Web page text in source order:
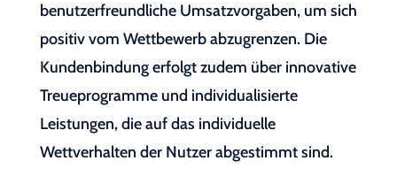
benutzerfreundliche Umsatzvorgaben, um sich
positiv vom Wettbewerb abzugrenzen. Die
Kundenbindung erfolgt zudem über innovative
Treueprogramme und individualisierte
Leistungen, die auf das individuelle
Wettverhalten der Nutzer abgestimmt sind.